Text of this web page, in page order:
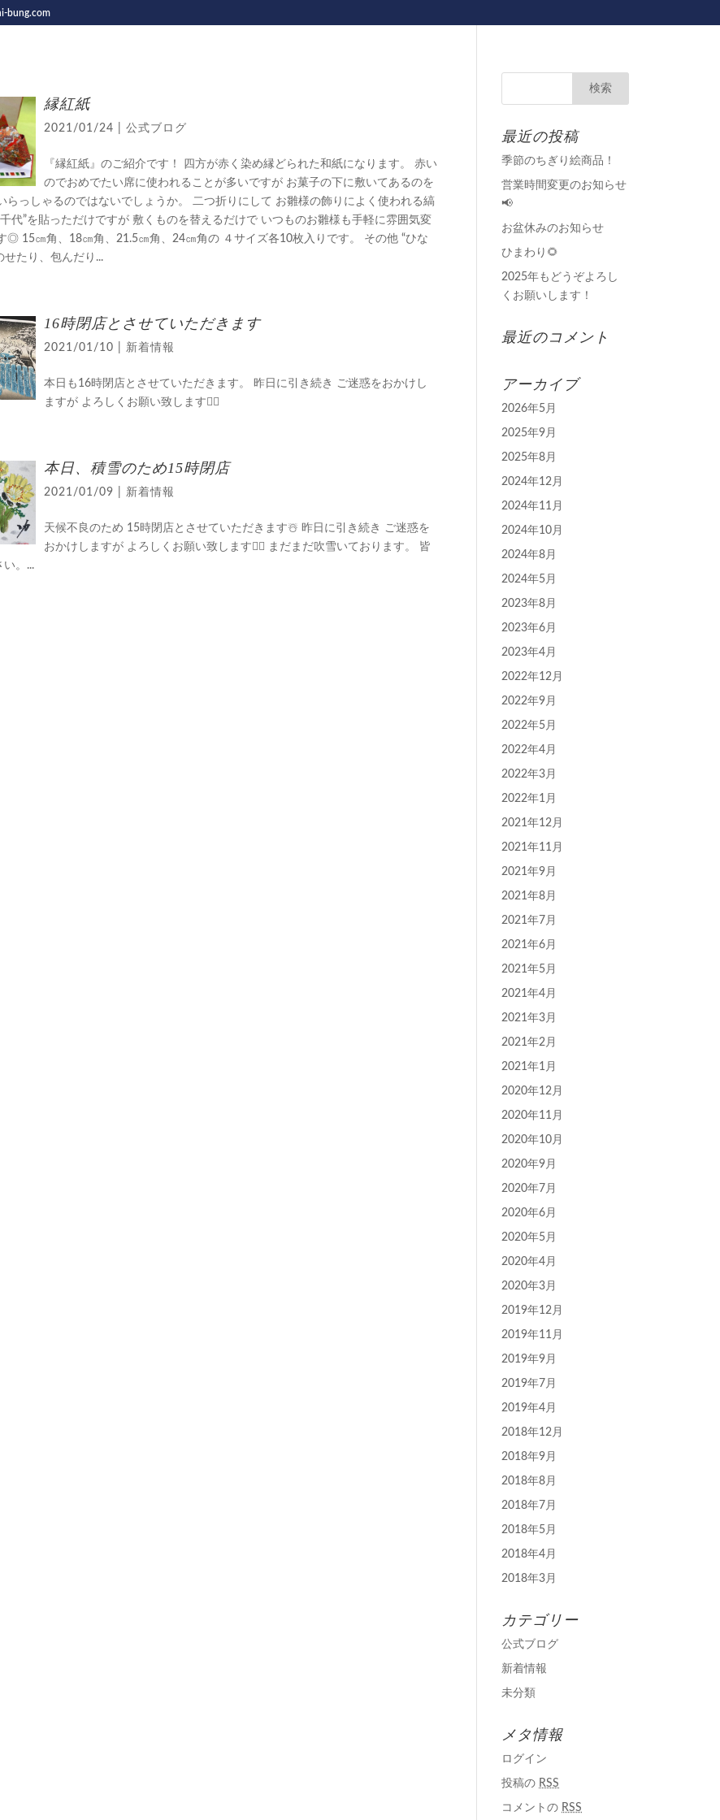
bung.com
縁紅紙
2021/01/24 公式ブログ
『縁紅紙』のご紹介です！ 四方が赤く染め縁どられた和紙になります。 赤い
のでおめでたい席に使われることが多いですが お菓子の下に敷いてあるのを
らっしゃるのではないでしょうか。 二つ折りにして お雛様の飾りによく使われる縞
代”を貼っただけですが 敷くものを替えるだけで いつものお雛様も手軽に雰囲気変
◎ 15㎝角、18㎝角、21.5㎝角、24㎝角の ４サイズ各10枚入りです。 その他 “ひな
せたり、包んだり...
16時閉店とさせていただきます
2021/01/10 新着情報
本日も16時閉店とさせていただきます。 昨日に引き続き ご迷惑をおかけし
ますが よろしくお願い致します🙇‍♀️
本日、積雪のため15時閉店
2021/01/09 新着情報
天候不良のため 15時閉店とさせていただきます☃️ 昨日に引き続き ご迷惑を
おかけしますが よろしくお願い致します🙇‍♀️ まだまだ吹雪いております。 皆
い。...
最近の投稿
季節のちぎり絵商品！
営業時間変更のお知らせ
📢
お盆休みのお知らせ
ひまわり🌻
2025年もどうぞよろし
くお願いします！
最近のコメント
アーカイブ
2026年5月
2025年9月
2025年8月
2024年12月
2024年11月
2024年10月
2024年8月
2024年5月
2023年8月
2023年6月
2023年4月
2022年12月
2022年9月
2022年5月
2022年4月
2022年3月
2022年1月
2021年12月
2021年11月
2021年9月
2021年8月
2021年7月
2021年6月
2021年5月
2021年4月
2021年3月
2021年2月
2021年1月
2020年12月
2020年11月
2020年10月
2020年9月
2020年7月
2020年6月
2020年5月
2020年4月
2020年3月
2019年12月
2019年11月
2019年9月
2019年7月
2019年4月
2018年12月
2018年9月
2018年8月
2018年7月
2018年5月
2018年4月
2018年3月
カテゴリー
公式ブログ
新着情報
未分類
メタ情報
ログイン
投稿の RSS
コメントの RSS